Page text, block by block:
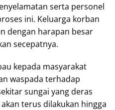
serta personel
ini. Keluarga korban
dengan harapan besar
secepatnya.
kepada masyarakat
waspada terhadap
sungai yang deras
terus dilakukan hingga